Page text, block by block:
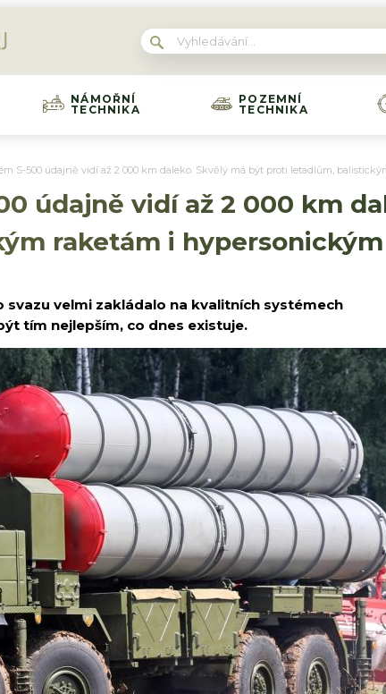
NÁMOŘNÍ
TECHNIKA
POZEMNÍ
TECHNIKA
S-500 údajně vidí až 2 000 km daleko. Skvělý má být proti letadlům,
údajně vidí až 2 000 km
raketám i
svazu velmi zakládalo na kvalitních systémech
tím nejlepším, co dnes existuje.